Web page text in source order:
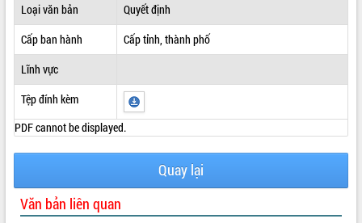
Loại văn bản
Quyết định
Cấp ban hành
Cấp tỉnh, thành phố
Lĩnh vực
Tệp đính kèm
PDF cannot be displayed.
Quay lại
Văn bản liên quan